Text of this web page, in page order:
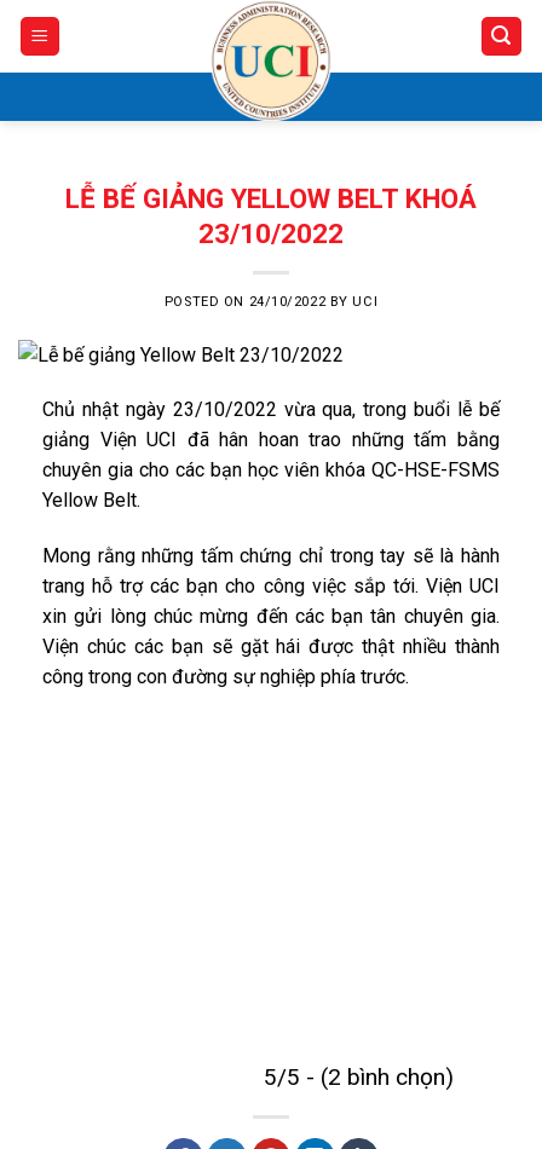
Skip
content
LỄ BẾ GIẢNG YELLOW BELT KHOÁ
23/10/2022
POSTED ON 24/10/2022BYUCI
Chủ nhật ngày 23/10/2022 vừa qua, trong buổi lễ bế
giảng Viện UCI đã hân hoan trao những tấm bằng
chuyên gia cho các bạn học viên khóa QC-HSE-FSMS
Yellow Belt.
Mong rằng những tấm chứng chỉ trong tay sẽ là hành
trang hỗ trợ các bạn cho công việc sắp tới. Viện UCI
xin gửi lòng chúc mừng đến các bạn tân chuyên gia.
Viện chúc các bạn sẽ gặt hái được thật nhiều thành
công trong con đường sự nghiệp phía trước.
5/5 - (2 bình chọn)